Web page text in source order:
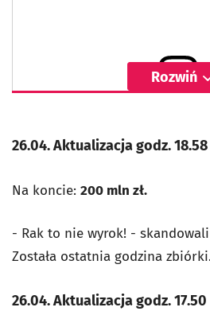
Rozwiń
26.04. Aktualizacja godz. 18.58
Na koncie: 200 mln zł.
- Rak to nie wyrok! -
Została ostatnia godzina zbiórki.
26.04. Aktualizacja godz. 17.50